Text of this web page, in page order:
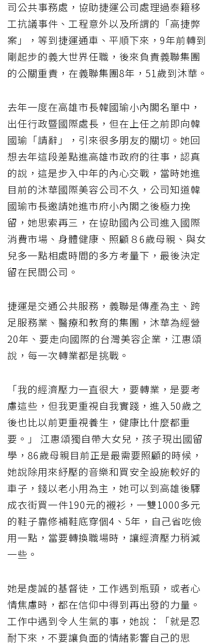
司公共事務處，協助捷運公司處理過泰籍移
工抗議事件、工程意外以及所謂的「高捷弊
案」，等到捷運通車、平順下來，9年前轉到
剛起步的義大世界任職，後來負責義聯集團
的公關重責，在義聯集團8年，51歲到沐華。
去年一度在高雄市長韓國瑜小內閣名單中，
出任行政暨國際處長，但在上任之前即向韓
國瑜「請辭」，引來很多朋友的關切。她回
想去年這段差點進高雄市政府的往事，認真
的說，這是步入中年的內心交戰，當時她進
目前的沐華國際美容公司不久，公司知道韓
國瑜市長邀請她進市府小內閣之後極力挽
留，她思索再三，在協助國內公司進入國際
消費市場、身體健康、照顧８6歲母親、與女
兒多一點相處時間的多方考量下，最後決定
留在民間公司。
捷運是交通公共服務，義聯是傳產為主、跨
足服務業、醫療和教育的集團，沐華為經營
20年、要走向國際的台灣美容企業，江惠頌
說，每一次轉業都是挑戰。
「我的經濟壓力一直很大，要轉業，是要考
慮這些，但我更重視自我實踐，進入50歲之
後也比以前更重視養生，健康比什麼都重
要。」 江惠頌獨自帶大女兒，孩子現出國留
學，86歲母親目前正是最需要照顧的時候，
她說除用來紓壓的音樂和買安全設施較好的
車子，錢以老小用為主，她可以到高雄後驛
成衣街買一件190元的襯衫，一雙1000多元
的鞋子靠修補鞋底穿個4、5年，自己省吃儉
用一點，當要轉換職場時，讓經濟壓力稍減
一些。
她是虔誠的基督徒，工作遇到瓶頸，或者心
情焦慮時，都在信仰中得到再出發的力量。
工作中遇到令人生氣的事，她說：「就是忍
耐下來，不要讓負面的情緒影響自己的思